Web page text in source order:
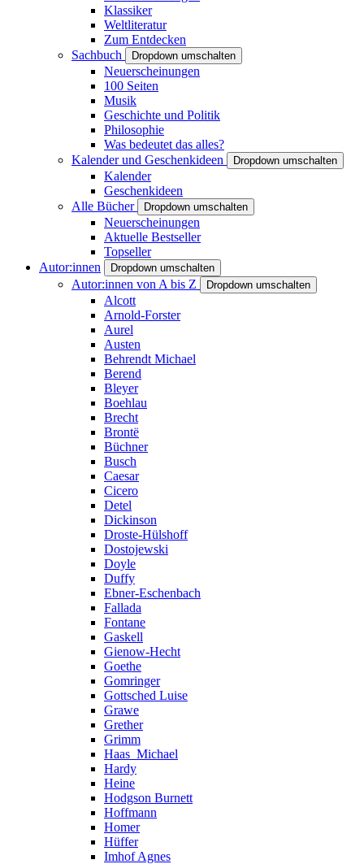
Klassiker
Weltliteratur
Zum Entdecken
Sachbuch
Dropdown umschalten
Neuerscheinungen
100 Seiten
Musik
Geschichte und Politik
Philosophie
Was bedeutet das alles?
Kalender und Geschenkideen
Dropdown umschalten
Kalender
Geschenkideen
Alle Bücher
Dropdown umschalten
Neuerscheinungen
Aktuelle Bestseller
Topseller
Autor:innen
Dropdown umschalten
Autor:innen von A bis Z Dropdown umschalten
Alcott
Arnold-Forster
Aurel
Austen
Behrendt Michael
Berend
Bleyer
Boehlau
Brecht
Brontë
Büchner
Busch
Caesar
Cicero
Detel
Dickinson
Droste-Hülshoff
Dostojewski
Doyle
Duffy
Ebner-Eschenbach
Fallada
Fontane
Gaskell
Gienow-Hecht
Goethe
Gomringer
Gottsched Luise
Grawe
Grether
Grimm
Haas_Michael
Hardy
Heine
Hodgson Burnett
Hoffmann
Homer
Hüffer
Imhof Agnes